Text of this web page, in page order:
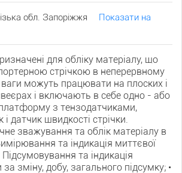
обл. Запоріжжя
Показати на
для обліку матеріалу, що
стрічкою в неперервному
ваги можуть працювати на плоских і
і включають в себе одно - або
з тензодатчиками,
датчик швидкості стрічки.
зважування та облік матеріалу в
та індикація миттєвої
Підсумовування та індикація
зміну, добу, загального підсумку; •